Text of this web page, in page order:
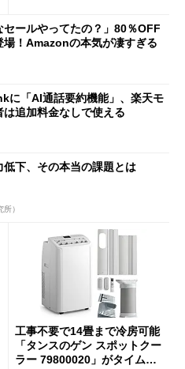
セールやってたの？」80％OFF
場！Amazonの本気が凄すぎる
に「AI通話要約機能」、楽天モ
は追加料金なしで使える
低下、その本当の課題とは
）
工事不要で14畳まで冷房可能
「タンスのゲン スポットクー
ラー 79800020」がタイムセ